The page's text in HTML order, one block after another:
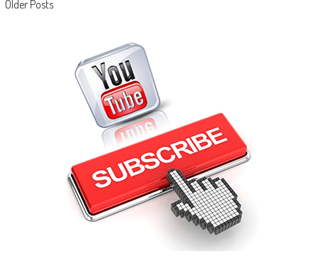
Posts navigation
Older Posts